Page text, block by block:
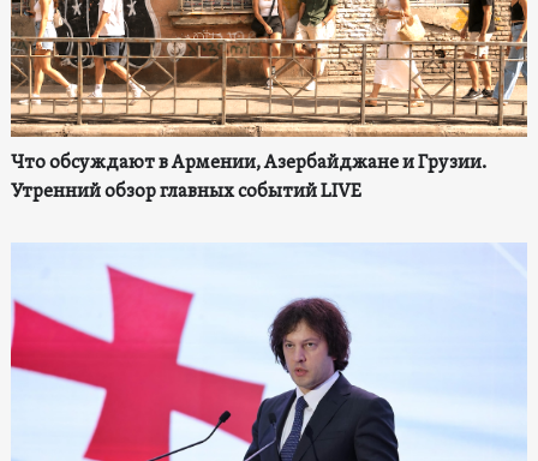
Что обсуждают в Армении, Азербайджане и Грузии.
Утренний обзор главных событий LIVE